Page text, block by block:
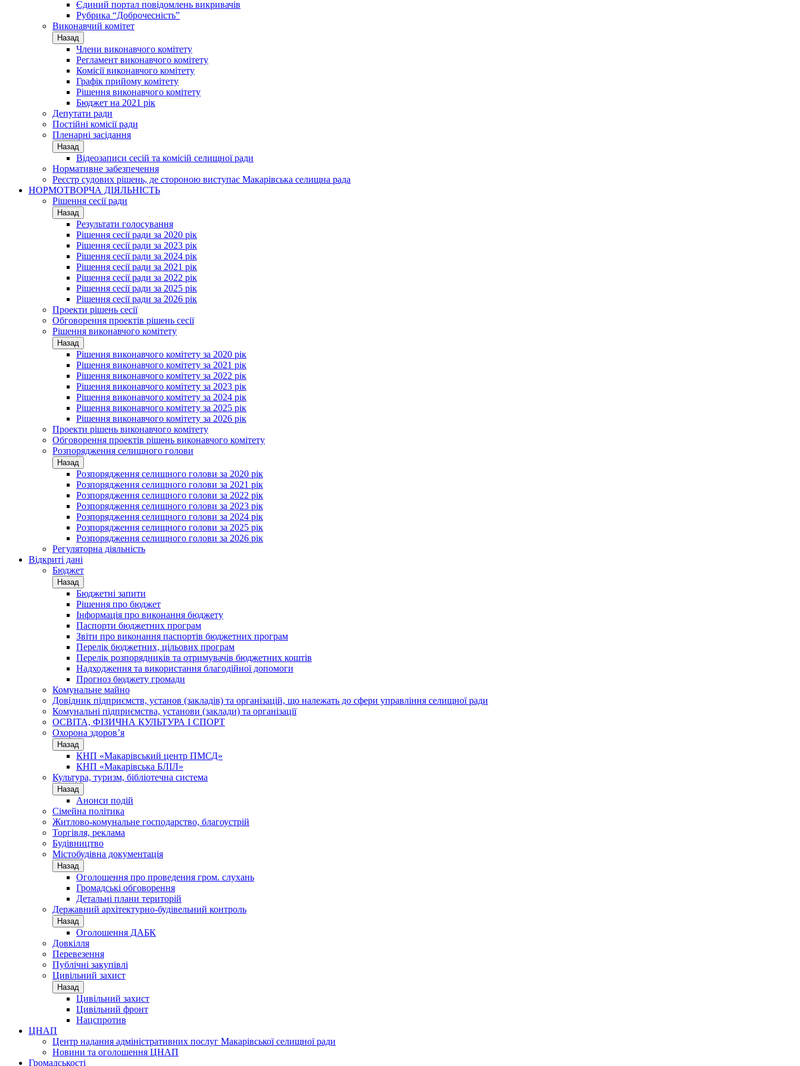
Єдиний портал повідомлень викривачів
Рубрика “Доброчесність”
Виконавчий комітет
Назад
Члени виконавчого комітету
Регламент виконавчого комітету
Комісії виконавчого комітету
Графік прийому комітету
Рішення виконавчого комітету
Бюджет на 2021 рік
Депутати ради
Постійні комісії ради
Пленарні засідання
Назад
Відеозаписи сесій та комісій селищної ради
Нормативне забезпечення
Реєстр судових рішень, де стороною виступає Макарівська селищна рада
НОРМОТВОРЧА ДІЯЛЬНІСТЬ
Рішення сесії ради
Назад
Результати голосування
Рішення сесії ради за 2020 рік
Рішення сесії ради за 2023 рік
Рішення сесії ради за 2024 рік
Рішення сесії ради за 2021 рік
Рішення сесії ради за 2022 рік
Рішення сесії ради за 2025 рік
Рішення сесії ради за 2026 рік
Проекти рішень сесії
Обговорення проектів рішень сесії
Рішення виконавчого комітету
Назад
Рішення виконавчого комітету за 2020 рік
Рішення виконавчого комітету за 2021 рік
Рішення виконавчого комітету за 2022 рік
Рішення виконавчого комітету за 2023 рік
Рішення виконавчого комітету за 2024 рік
Рішення виконавчого комітету за 2025 рік
Рішення виконавчого комітету за 2026 рік
Проекти рішень виконавчого комітету
Обговорення проектів рішень виконавчого комітету
Розпорядження селищного голови
Назад
Розпорядження селищного голови за 2020 рік
Розпорядження селищного голови за 2021 рік
Розпорядження селищного голови за 2022 рік
Розпорядження селищного голови за 2023 рік
Розпорядження селищного голови за 2024 рік
Розпорядження селищного голови за 2025 рік
Розпорядження селищного голови за 2026 рік
Регуляторна діяльність
Відкриті дані
Бюджет
Назад
Бюджетні запити
Рішення про бюджет
Інформація про виконання бюджету
Паспорти бюджетних програм
Звіти про виконання паспортів бюджетних програм
Перелік бюджетних, цільових програм
Перелік розпорядників та отримувачів бюджетних коштів
Надходження та використання благодійної допомоги
Прогноз бюджету громади
Комунальне майно
Довідник підприємств, установ (закладів) та організацій, що належать до сфери управління селищної ради
Комунальні підприємства, установи (заклади) та організації
ОСВІТА, ФІЗИЧНА КУЛЬТУРА І СПОРТ
Охорона здоров’я
Назад
КНП «Макарівський центр ПМСД»
КНП «Макарівська БЛІЛ»
Культура, туризм, бібліотечна система
Назад
Анонси подій
Сімейна політика
Житлово-комунальне господарство, благоустрій
Торгівля, реклама
Будівництво
Містобудівна документація
Назад
Оголошення про проведення гром. слухань
Громадські обговорення
Детальні плани територій
Державний архітектурно-будівельний контроль
Назад
Оголошення ДАБК
Довкілля
Перевезення
Публічні закупівлі
Цивільний захист
Назад
Цивільний захист
Цивільний фронт
Нацспротив
ЦНАП
Центр надання адміністративних послуг Макарівської селищної ради
Новини та оголошення ЦНАП
Громадськості